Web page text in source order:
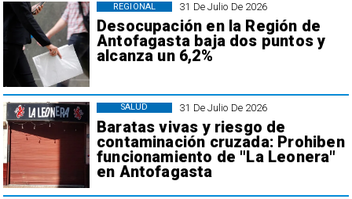
31 De Julio De 2026
Desocupación en la Región de
Antofagasta baja dos puntos y
alcanza un 6,2%
REGIONAL
31 De Julio De 2026
Baratas vivas y riesgo de
contaminación cruzada: Prohiben
funcionamiento de "La Leonera"
en Antofagasta
SALUD